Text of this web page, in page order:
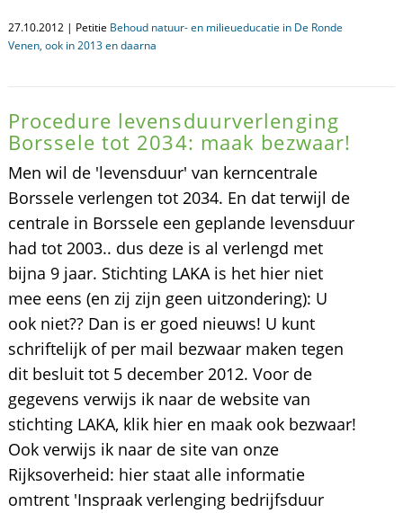
27.10.2012 | Petitie Behoud natuur- en milieueducatie in De Ronde
Venen, ook in 2013 en daarna
Procedure levensduurverlenging
Borssele tot 2034: maak bezwaar!
Men wil de 'levensduur' van kerncentrale
Borssele verlengen tot 2034. En dat terwijl de
centrale in Borssele een geplande levensduur
had tot 2003.. dus deze is al verlengd met
bijna 9 jaar. Stichting LAKA is het hier niet
mee eens (en zij zijn geen uitzondering): U
ook niet?? Dan is er goed nieuws! U kunt
schriftelijk of per mail bezwaar maken tegen
dit besluit tot 5 december 2012. Voor de
gegevens verwijs ik naar de website van
stichting LAKA, klik hier en maak ook bezwaar!
Ook verwijs ik naar de site van onze
Rijksoverheid: hier staat alle informatie
omtrent 'Inspraak verlenging bedrijfsduur